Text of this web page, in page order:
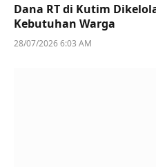
Dana RT di Kutim
Kebutuhan Warga
28/07/2026 6:03 AM